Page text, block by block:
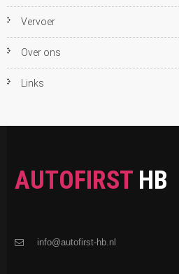
Vervoer
Over ons
Links
AUTOFIRST HB
info@autofirst-hb.nl